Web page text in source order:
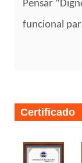
Pensar
funcional
Certificado